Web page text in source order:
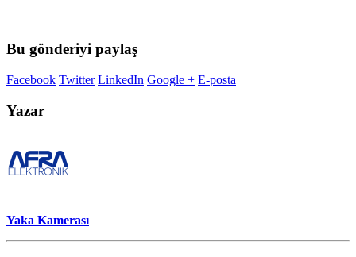
Bu gönderiyi paylaş
Facebook Twitter LinkedIn Google + E-posta
Yazar
Yaka Kamerası